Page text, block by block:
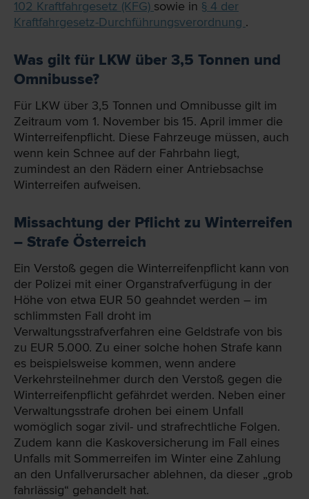
102 Kraftfahrgesetz (KFG) sowie in § 4 der
Kraftfahrgesetz-Durchführungsverordnung .
Was gilt für LKW über 3,5 Tonnen und
Omnibusse?
Für LKW über 3,5 Tonnen und Omnibusse gilt im
Zeitraum vom 1. November bis 15. April immer die
Winterreifenpflicht. Diese Fahrzeuge müssen, auch
wenn kein Schnee auf der Fahrbahn liegt,
zumindest an den Rädern einer Antriebsachse
Winterreifen aufweisen.
Missachtung der Pflicht zu Winterreifen
– Strafe Österreich
Ein Verstoß gegen die Winterreifenpflicht kann von
der Polizei mit einer Organstrafverfügung in der
Höhe von etwa EUR 50 geahndet werden – im
schlimmsten Fall droht im
Verwaltungsstrafverfahren eine Geldstrafe von bis
zu EUR 5.000. Zu einer solche hohen Strafe kann
es beispielsweise kommen, wenn andere
Verkehrsteilnehmer durch den Verstoß gegen die
Winterreifenpflicht gefährdet werden. Neben einer
Verwaltungsstrafe drohen bei einem Unfall
womöglich sogar zivil- und strafrechtliche Folgen.
Zudem kann die Kaskoversicherung im Fall eines
Unfalls mit Sommerreifen im Winter eine Zahlung
an den Unfallverursacher ablehnen, da dieser „grob
fahrlässig“ gehandelt hat.